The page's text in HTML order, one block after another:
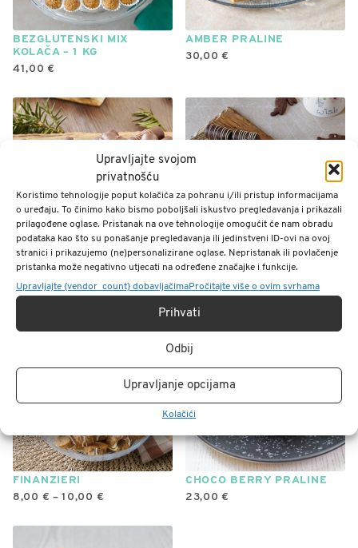
Upravljajte svojom
privatnošću
Koristimo tehnologije poput kolačića za pohranu i/ili pristup informacijama
o uređaju. To činimo kako bismo poboljšali iskustvo pregledavanja i prikazali
prilagođene oglase. Pristanak na ove tehnologije omogućit će nam obradu
podataka kao što su ponašanje pregledavanja ili jedinstveni ID-ovi na ovoj
stranici i prikazujemo (ne)personalizirane oglase. Nepristanak ili povlačenje
pristanka može negativno utjecati na određene značajke i funkcije.
Upravljajte {vendor_count} dobavljačimaPročitajte više o ovim svrhama
Prihvati
Odbij
Upravljanje opcijama
Kolačići
odabrati
na
stranici
proizvoda
BEZGLUTENSKI MIX
KOLAČA – 1 KG
41,00€
AMBER PRALINE
30,00€
SNICKERS PRALINE
20,00€
BOUNTY PRALINE
20,00€
FINANZIERI
8,00 € – 10,00 €
CHOCO BERRY PRALINE
23,00€